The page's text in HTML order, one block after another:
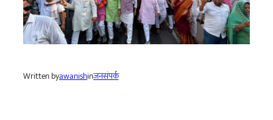
Written byawanishinजनसंपर्क